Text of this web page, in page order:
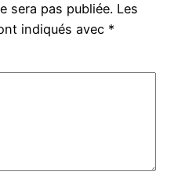
sera pas publiée. Les
indiqués avec *